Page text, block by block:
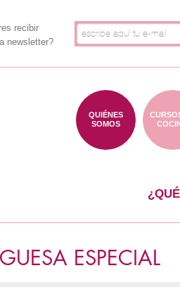
recibir
newsletter?
QUIÉNES
SOMOS
ESPECIAL